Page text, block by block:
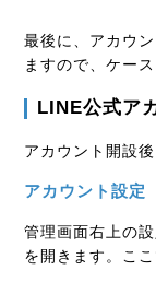
最後に、アカウ
ますので、ケー
LINE公式ア
アカウント開設
アカウント設定
管理画面右上の
を開きます。ここ